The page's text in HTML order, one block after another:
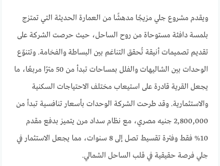
ويقدم مشروع جلي مزيجًا مدهشًا من العمارة الحديثة التي تمتزج
بلمسة دافئة مستوحاة من روح الساحل، حيث حرصت الشركة على
تقديم تصميمات أنيقة تُحقق التناغم بين البساطة والفخامة. وتتنوّع
الوحدات بين الشاليهات والفلل بمساحات تبدأ من 50 مترًا مربعًا، ما
يجعل القرية قادرة على استيعاب مختلف الاحتياجات السكنية
والاستثمارية. وقد طرحت الشركة الوحدات بأسعار تنافسية تبدأ من
2,800,000 جنيه مصري، مع نظام سداد مرن يتميز بدفع مقدم
10% فقط وفترة تقسيط تصل إلى 8 سنوات، مما يجعل الاستثمار في
جلي فرصة حقيقية في قلب الساحل الشمالي.